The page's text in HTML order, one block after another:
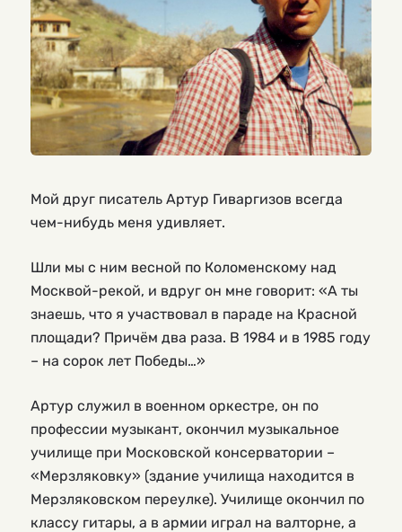
Мой друг писатель Артур Гиваргизов всегда
чем-нибудь меня удивляет.
Шли мы с ним весной по Коломенскому над
Москвой-рекой, и вдруг он мне говорит: «А ты
знаешь, что я участвовал в параде на Красной
площади? Причём два раза. В 1984 и в 1985 году
– на сорок лет Победы…»
Артур служил в военном оркестре, он по
профессии музыкант, окончил музыкальное
училище при Московской консерватории –
«Мерзляковку» (здание училища находится в
Мерзляковском переулке). Училище окончил по
классу гитары, а в армии играл на валторне, а